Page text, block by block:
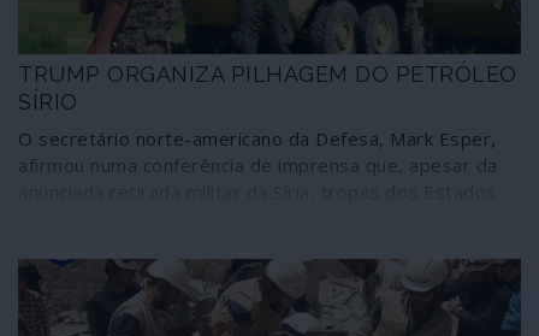
TRUMP ORGANIZA PILHAGEM DO PETRÓLEO
SÍRIO
O secretário norte-americano da Defesa, Mark Esper,
afirmou numa conferência de imprensa que, apesar da
dito:"talvez mais alguém queira este petróleo e, nesse
caso, terá de submeter-se a um combate infernal".